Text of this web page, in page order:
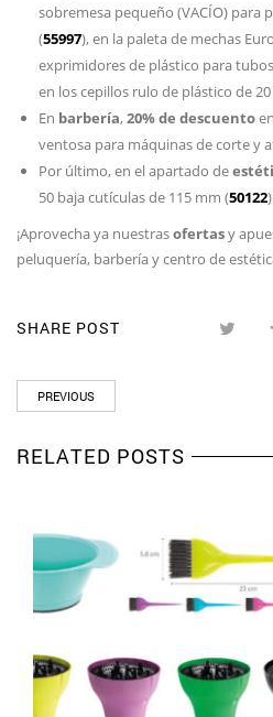
sobremesa pequeño (VACÍO) para
(55997), en la paleta de mechas
exprimidores de plástico para
en los cepillos rulo de plástico de 20
En barbería,20% de descuento
ventosa para máquinas de corte y
Por último, en el apartado de
50 baja cutículas de 115 mm (50122
¡Aprovecha ya nuestrasofertasy
peluquería, barbería y centro de
SHARE POST
PREVIOUS
RELATED POSTS